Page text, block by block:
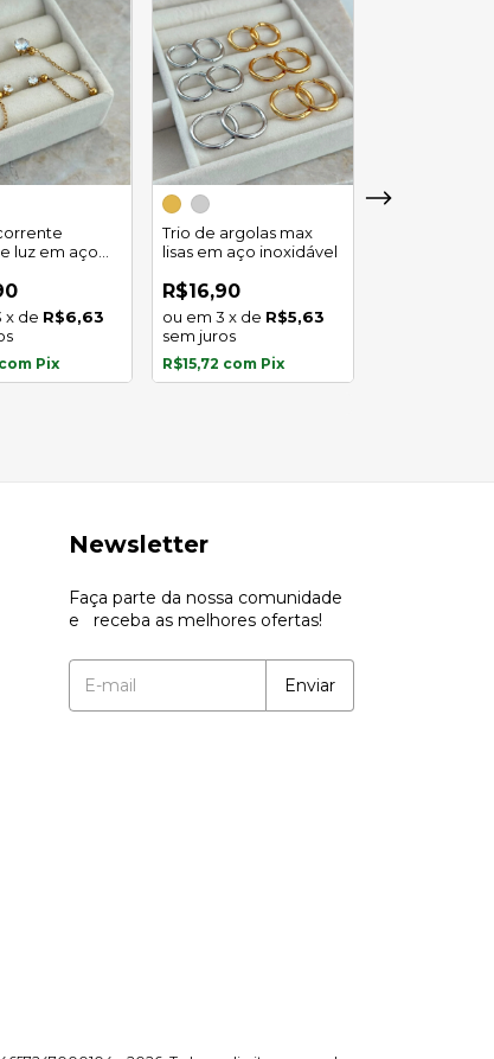
luz em aço
x de R$6,63
com Pix
Trio de argolas max
lisas em aço inoxidável
R$16,90
3 x de R$5,63
sem juros
R$15,72 com Pix
Trio de argola
Newsletter
Faça parte da nossa comunidade
e receba as melhores ofertas!